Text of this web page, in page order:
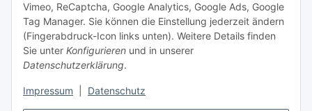
Vimeo, ReCaptcha, Google Analytics, Google Ads, Google
Tag Manager. Sie können die Einstellung jederzeit ändern
(Fingerabdruck-Icon links unten). Weitere Details finden
Sie unter Konfigurieren und in unserer
Datenschutzerklärung.
Impressum Datenschutz
Versand